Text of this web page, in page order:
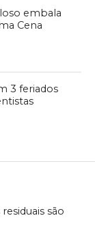
embala
Cena
3 feriados
são